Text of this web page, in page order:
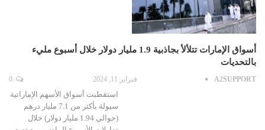
أسواق الإمارات تتلألأ بجاذبية 1.9 مليار دولار خلال أسبوع مليء
بالتحديات
A2SUPPORT فبراير 11, 2024
استقطبت أسواق الأسهم الإماراتية
سيولة بأكثر من 7.1 مليار درهم
(حوالي 1.94 مليار دولار) خلال